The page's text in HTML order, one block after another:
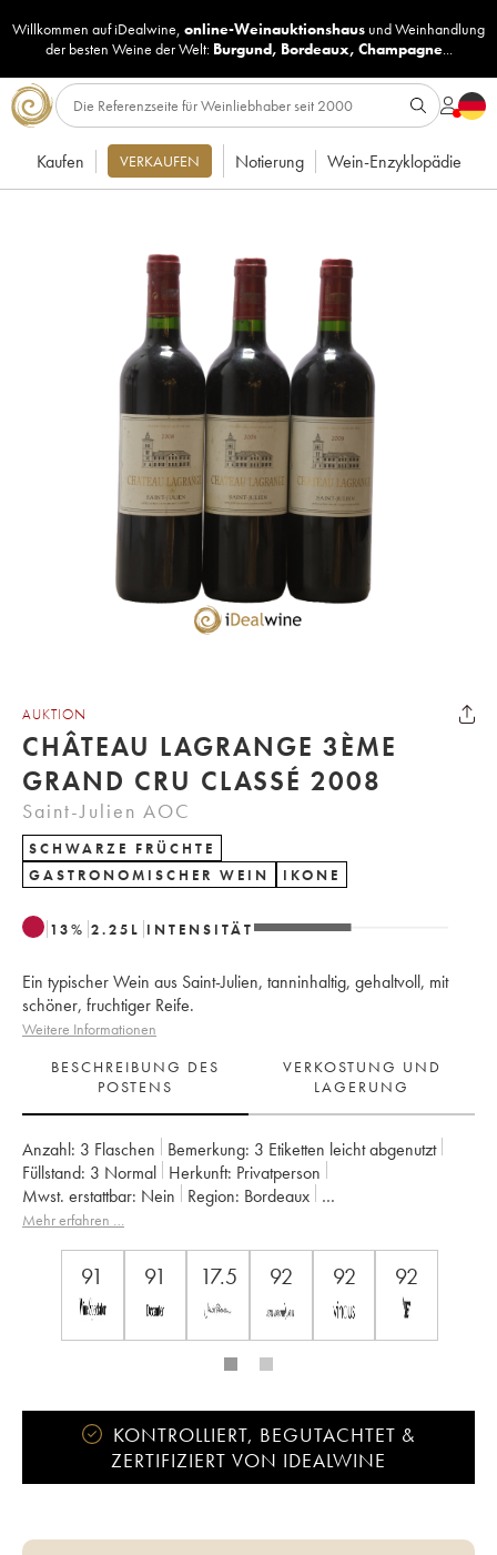
Willkommen auf iDealwine, online-Weinauktionshaus undWeinhandlung
der besten Weine der Welt: Burgund, Bordeaux, Champagne...
Kaufen VERKAUFEN Notierung Wein-Enzyklopädie
AUKTION
CHÂTEAU LAGRANGE 3ÈME
GRAND CRU CLASSÉ 2008
Saint-Julien AOC
SCHWARZE FRÜCHTE
GASTRONOMISCHER WEIN
IKONE
13% 2.25 L INTENSITÄT
Ein typischer Wein aus Saint-Julien, tanninhaltig, gehaltvoll, mit
schöner, fruchtiger Reife.
Weitere Informationen
BESCHREIBUNG DES
POSTENS
VERKOSTUNG UND
LAGERUNG
Anzahl: 3 Flaschen Bemerkung: 3 Etiketten leicht abgenutzt
Füllstand: 3 Normal Herkunft:
privatperson
Mwst. erstattbar:
nein Region:
Bordeaux
Appellation: Saint-Julien
Mehr erfahren …
91 91 17.5 92 92 92
KONTROLLIERT, BEGUTACHTET &
ZERTIFIZIERT VON IDEALWINE